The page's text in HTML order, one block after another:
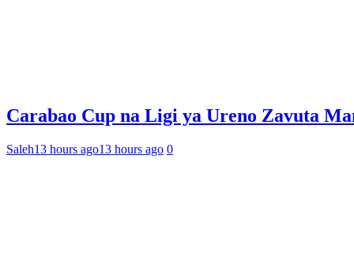
Carabao Cup na Ligi ya Ureno Zavuta
Saleh13 hours ago13 hours ago 0